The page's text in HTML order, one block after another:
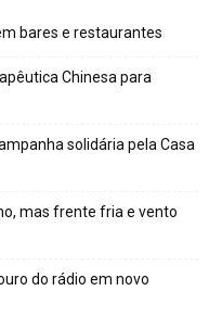
bares e restaurantes
Chinesa para
solidária pela Casa
mas frente fria e vento
do rádio em novo